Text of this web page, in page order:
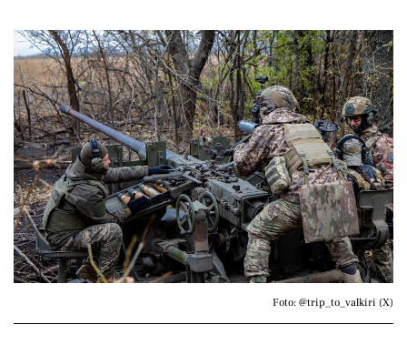
Foto: @trip_to_valkiri (X)